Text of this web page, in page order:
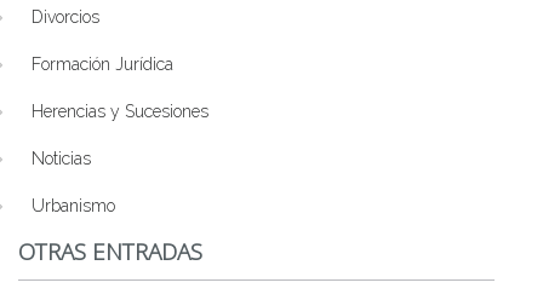
Divorcios
Formación Jurídica
Herencias y Sucesiones
Noticias
Urbanismo
OTRAS ENTRADAS